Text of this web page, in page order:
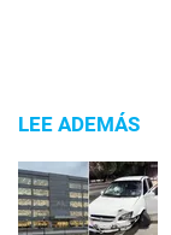
LEE ADEMÁS